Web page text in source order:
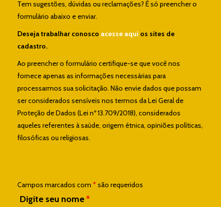
Tem sugestões, dúvidas ou reclamações? É só preencher o
formulário abaixo e enviar.
Deseja trabalhar conosco acesse aqui os sites de
cadastro.
Ao preencher o formulário certifique-se que você nos
fornece apenas as informações necessárias para
processarmos sua solicitação. Não envie dados que possam
ser considerados sensíveis nos termos da Lei Geral de
Proteção de Dados (Lei nº 13.709/2018), considerados
aqueles referentes à saúde, origem étnica, opiniões políticas,
filosóficas ou religiosas.
Campos marcados com * são requeridos
Digite seu nome*